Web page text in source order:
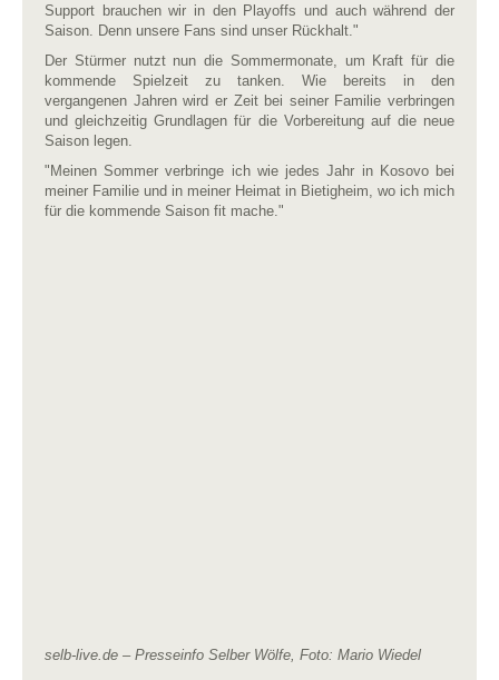
Support brauchen wir in den Playoffs und auch während der
Saison. Denn unsere Fans sind unser Rückhalt."
Der Stürmer nutzt nun die Sommermonate, um Kraft für die
kommende Spielzeit zu tanken. Wie bereits in den
vergangenen Jahren wird er Zeit bei seiner Familie verbringen
und gleichzeitig Grundlagen für die Vorbereitung auf die neue
Saison legen.
"Meinen Sommer verbringe ich wie jedes Jahr in Kosovo bei
meiner Familie und in meiner Heimat in Bietigheim, wo ich mich
für die kommende Saison fit mache."
selb-live.de – Presseinfo Selber Wölfe, Foto: Mario Wiedel